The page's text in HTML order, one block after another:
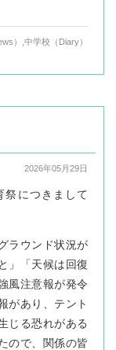
） 中学校（Diary）
2026年05月29日
祭につきまして
ラウンド状況が
」「天候は回復
風注意報が発令
があり、テント
じる恐れがある
ので、関係の皆